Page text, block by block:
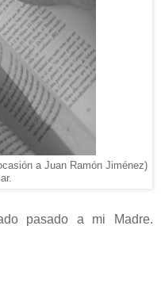
a Juan Ramón Jiménez)
pasado a mi Madre.